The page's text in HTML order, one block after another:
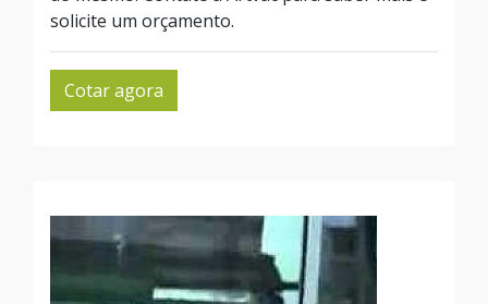
solicite um orçamento.
Cotar agora